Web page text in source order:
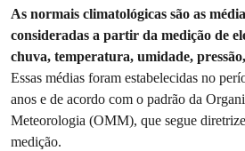
As normais climatológicas são as
consideradas a partir da medição de
chuva, temperatura, umidade,
Essas médias foram estabelecidas no
anos e de acordo com o padrão da
Meteorologia (OMM), que segue
medição.